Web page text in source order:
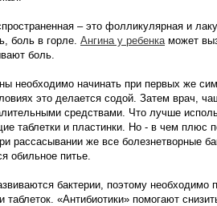
– это фолликулярная и
боль в горле. Ангина у ребенкаможет
боль.
необходимо начинать при первых же
это делается содой. Затем врач,
средствами. Что лучше
таблетки и пластинки. Но - в чем плюс
рассасывании же все болезнетворные
обильное питье.
бактерии, поэтому необходимо
таблеток. «Антибиотики» помогают